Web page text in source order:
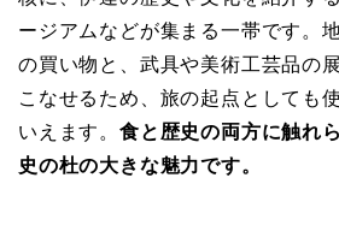
ージアムなどが集まる一帯です。
の買い物と、武具や美術工芸品の
こなせるため、旅の起点としても
いえます。 食と歴史の両方に触れ
史の杜の大きな魅力です。